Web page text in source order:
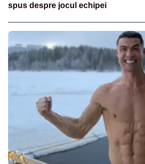
spus despre jocul echipei